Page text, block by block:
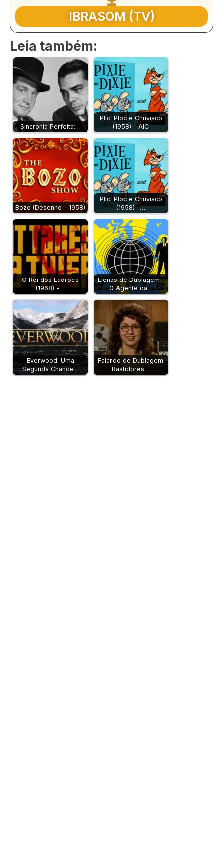
IBRASOM (TV)
Leia também:
Sincronia Perfeita:…
Plic, Ploc e Chuvisco
(1958) - AIC
Bozo (Desenho - 1958)
Plic, Ploc e Chuvisco
(1958) -…
O Rei dos Ladrões
(1968) -…
Elenco de Dublagem –
O Agente da…
Everwood: Uma
Segunda Chance…
Falando de Dublagem:
Bastidores…